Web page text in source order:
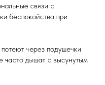
связи с
беспокойства при
через подушечки
часто дышат с высунутым